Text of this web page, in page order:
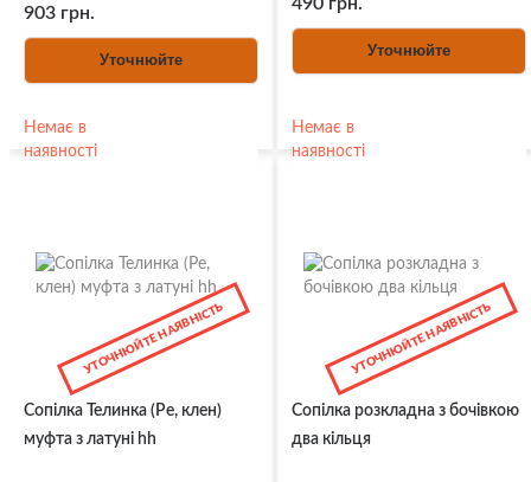
903 грн.
Уточнюйте
Немає в
наявності
Уточнюйте
Немає в
наявності
УТОЧНЮЙТЕ НАЯВНІСТЬ
Сопілка Телинка (Ре, клен)
муфта з латуні hh
УТОЧНЮЙТЕ НАЯВНІСТЬ
Сопілка розкладна з бочівкою
два кільця